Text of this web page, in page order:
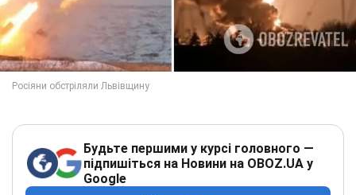
Будьте першими у курсі головного —
підпишіться на Новини на OBOZ.UA у
Google